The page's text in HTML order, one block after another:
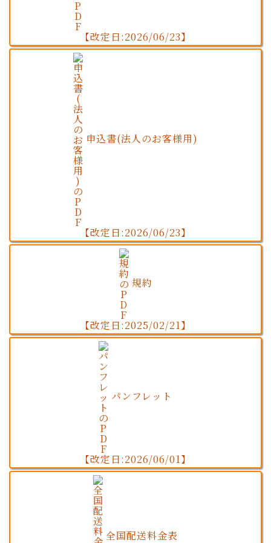
【改定日:2026/06/23】
申込書(法人のお客様用)
【改定日:2026/06/23】
規約
【改定日:2025/02/21】
パンフレット
【改定日:2026/06/01】
全国配送料金表